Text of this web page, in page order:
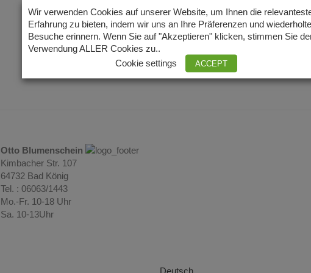
Otto Blumenschein
Kimbacher Str. 107
64732 Bad König
Tel. : 06063/1443
Mo.-Fr. 10-18 Uhr
Sa. 10-13Uhr
Wir verwenden Cookies auf unserer Website, um Ihnen die
Erfahrung zu bieten, indem wir uns an Ihre Präferenzen und
Besuche erinnern. Wenn Sie auf "Akzeptieren" klicken, stimmen Sie
Verwendung ALLER Cookies zu..
Cookie settings
ACCEPT
Deutsch